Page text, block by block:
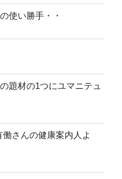
使い勝手・・
題材の1つにユマニテュ
さんの健康案内人よ